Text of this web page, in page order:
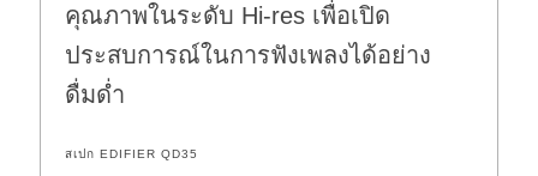
คุณภาพในระดับ Hi-res เพื่อเปิด
ประสบการณ์ในการฟังเพลงได้อย่าง
ดื่มด่ำ
สเปก EDIFIER QD35